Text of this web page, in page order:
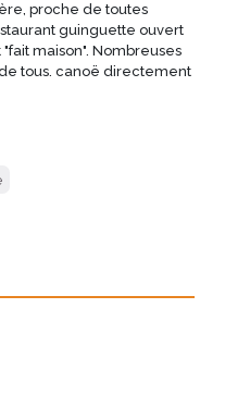
proche de toutes
guinguette ouvert
maison". Nombreuses
tous. canoë directement